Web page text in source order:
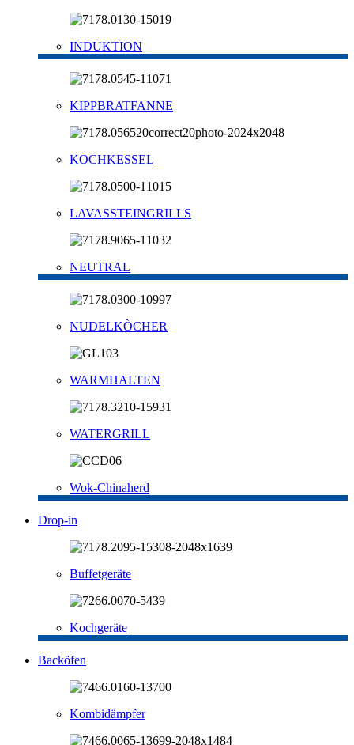
INDUKTION
KIPPBRATFANNE
KOCHKESSEL
LAVASSTEINGRILLS
NEUTRAL
NUDELKÒCHER
WARMHALTEN
WATERGRILL
Wok-Chinaherd
Drop-in
Buffetgeräte
Kochgeräte
Backöfen
Kombidämpfer